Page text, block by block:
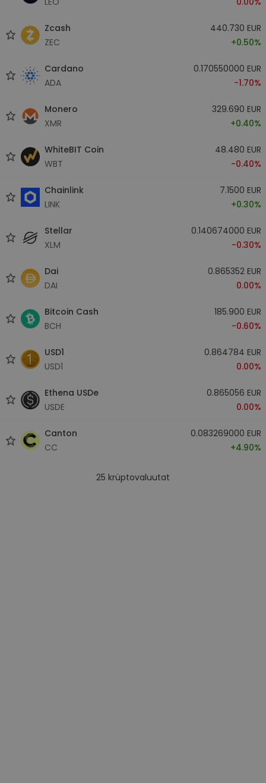
Zcash
ZEC
440.730 EUR
+0.50%
Cardano
ADA
0.170550000 EUR
-1.70%
Monero
XMR
329.690 EUR
+0.40%
WhiteBIT Coin
WBT
48.480 EUR
-0.40%
Chainlink
LINK
7.1500 EUR
+0.30%
Stellar
XLM
0.140674000 EUR
-0.30%
Dai
DAI
0.865352 EUR
0.00%
Bitcoin Cash
BCH
185.900 EUR
-0.60%
USD1
USD1
0.864784 EUR
0.00%
Ethena USDe
USDE
0.865056 EUR
0.00%
Canton
CC
0.083269000 EUR
+4.90%
25 krüptovaluutat